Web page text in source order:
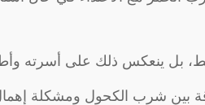
بل ينعكس ذلك على أسرته
بين شرب الكحول ومشكلة